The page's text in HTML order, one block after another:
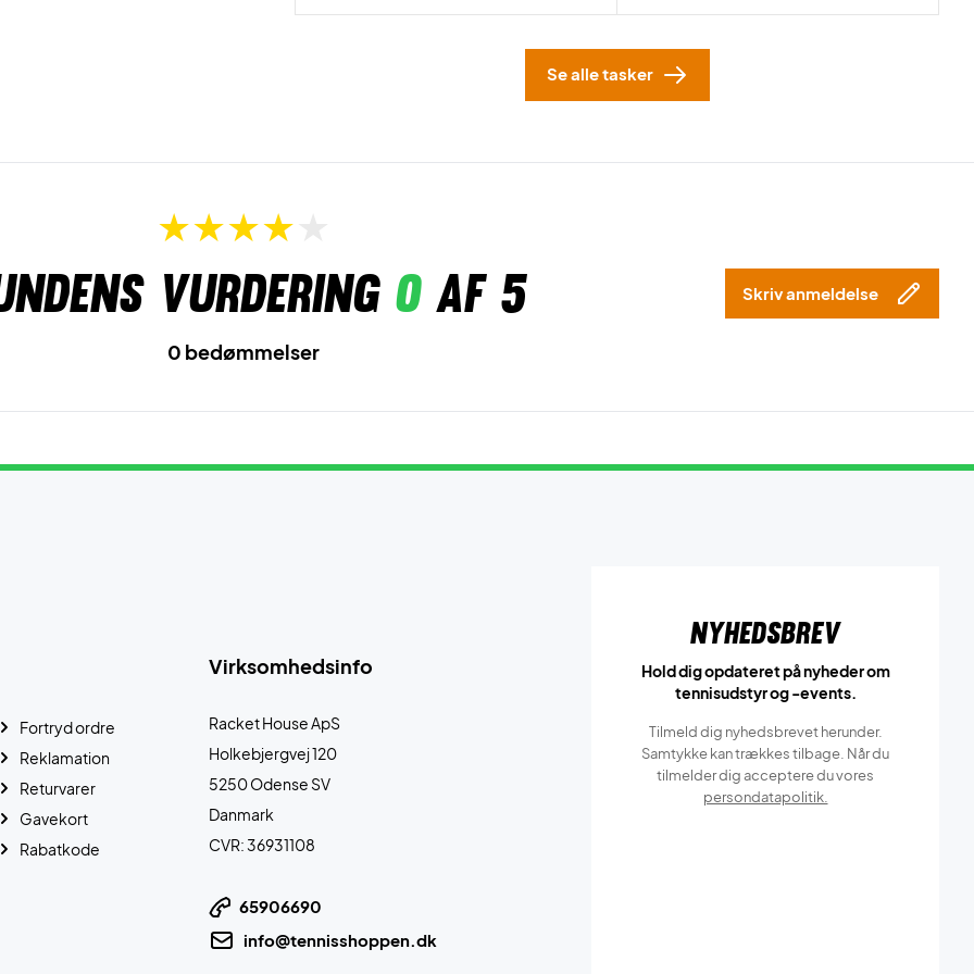
Se alle tasker
vurdering 0af 5 Skriv anmeldelse
0 bedømmelser
Virksomhedsinfo
Racket House ApS
Holkebjergvej 120
5250 Odense SV
Danmark
CVR: 36931108
65906690
info@tennisshoppen.dk
Fortryd ordre
Reklamation
Returvarer
Gavekort
Rabatkode
Nyhedsbrev
Hold dig opdateret på nyheder om
tennisudstyr og -events.
Tilmeld dig nyhedsbrevet herunder.
Samtykke kan trækkes tilbage. Når du
tilmelder dig acceptere du vores
persondatapolitik.